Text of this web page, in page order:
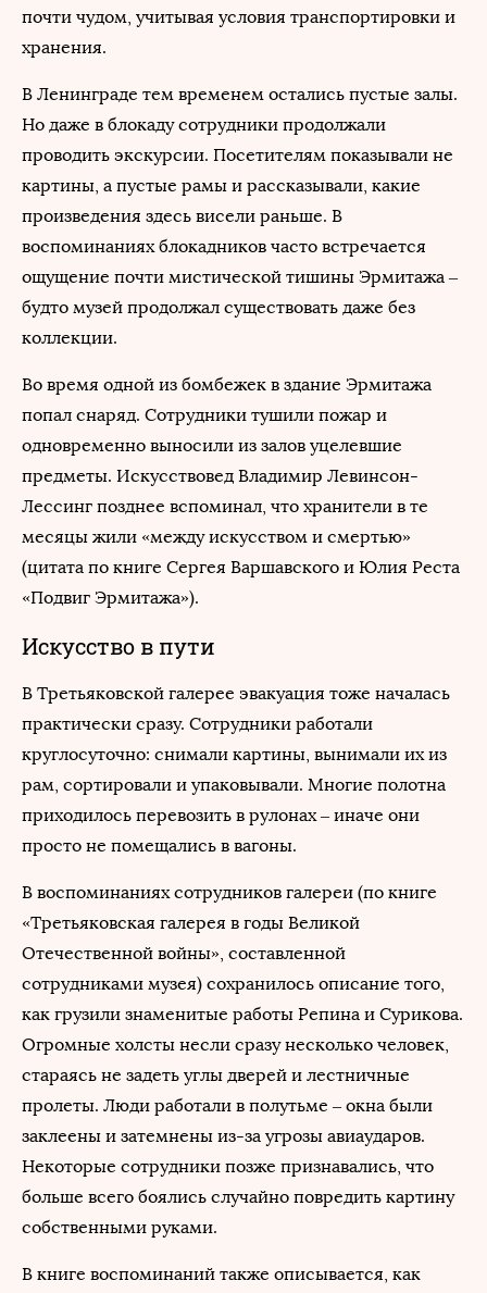
почти чудом, учитывая условия транспортировки и
хранения.
В Ленинграде тем временем остались пустые залы.
Но даже в блокаду сотрудники продолжали
проводить экскурсии. Посетителям показывали не
картины, а пустые рамы и рассказывали, какие
произведения здесь висели раньше. В
воспоминаниях блокадников часто встречается
ощущение почти мистической тишины Эрмитажа –
будто музей продолжал существовать даже без
коллекции.
Во время одной из бомбежек в здание Эрмитажа
попал снаряд. Сотрудники тушили пожар и
одновременно выносили из залов уцелевшие
предметы. Искусствовед Владимир Левинсон-
Лессинг позднее вспоминал, что хранители в те
месяцы жили «между искусством и смертью»
(цитата по книге Сергея Варшавского и Юлия Реста
«Подвиг Эрмитажа»).
Искусство в пути
В Третьяковской галерее эвакуация тоже началась
практически сразу. Сотрудники работали
круглосуточно: снимали картины, вынимали их из
рам, сортировали и упаковывали. Многие полотна
приходилось перевозить в рулонах – иначе они
просто не помещались в вагоны.
В воспоминаниях сотрудников галереи (по книге
«Третьяковская галерея в годы Великой
Отечественной войны», составленной
сотрудниками музея) сохранилось описание того,
как грузили знаменитые работы Репина и Сурикова.
Огромные холсты несли сразу несколько человек,
стараясь не задеть углы дверей и лестничные
пролеты. Люди работали в полутьме – окна были
заклеены и затемнены из-за угрозы авиаударов.
Некоторые сотрудники позже признавались, что
больше всего боялись случайно повредить картину
собственными руками.
В книге воспоминаний также описывается, как